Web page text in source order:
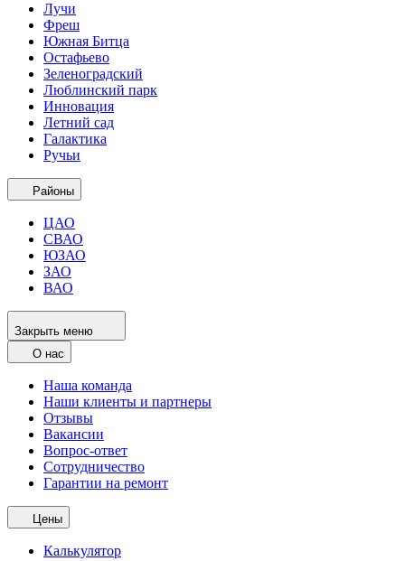
Лучи
Фреш
Южная Битца
Остафьево
Зеленоградский
Люблинский парк
Инновация
Летний сад
Галактика
Ручьи
Районы
ЦАО
СВАО
ЮЗАО
ЗАО
ВАО
Закрыть меню
О нас
Наша команда
Наши клиенты и партнеры
Отзывы
Вакансии
Вопрос-ответ
Сотрудничество
Гарантии на ремонт
Цены
Калькулятор